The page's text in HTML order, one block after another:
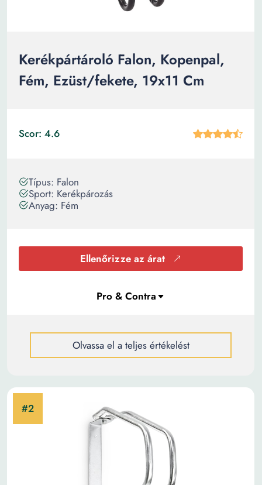
Kerékpártároló Falon, Kopenpal,
Fém, Ezüst/fekete, 19x11 Cm
Scor: 4.6
Típus: Falon
Sport: Kerékpározás
Anyag: Fém
Ellenőrizze az árat
Olvassa el a teljes értékelést